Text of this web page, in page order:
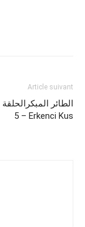
Article suivant
5 – Erkenci Kus